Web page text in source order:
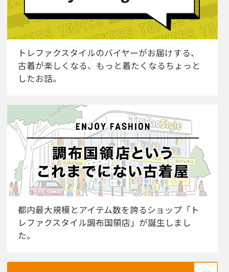
トレファクスタイルのバイヤーがお届けする、
古着が楽しくなる、もっと着たくなるちょっと
したお話。
都内最大規模とアイテム数を誇るショップ「ト
レファクスタイル調布国領店」が誕生しまし
た。